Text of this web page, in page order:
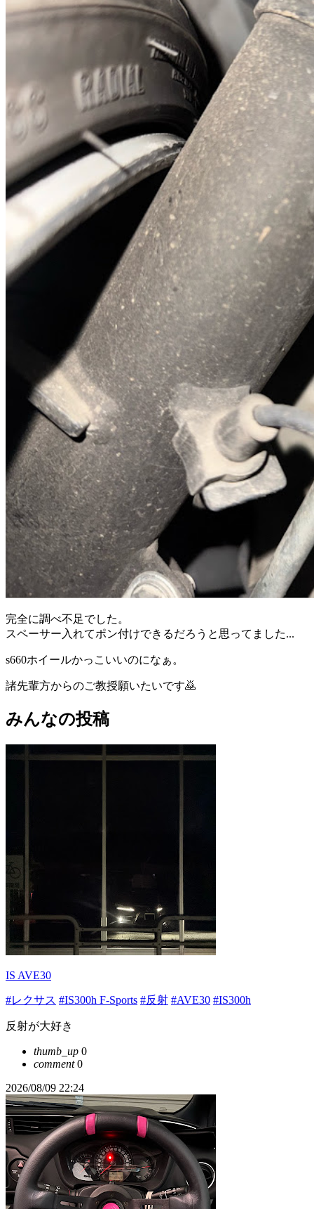
完全に調べ不足でした。
スペーサー入れてポン付けできるだろうと思ってました...
s660ホイールかっこいいのになぁ。
諸先輩方からのご教授願いたいです🙇
みんなの投稿
IS AVE30
#レクサス #IS300h F-Sports #反射 #AVE30 #IS300h
反射が大好き
thumb_up 0
comment0
2026/08/09 22:24